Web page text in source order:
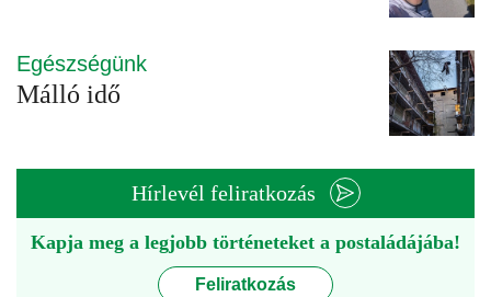
Egészségünk
Málló idő
Hírlevél feliratkozás
Kapja meg a legjobb történeteket a postaládájába!
Feliratkozás